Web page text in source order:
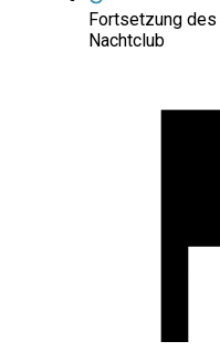
Fortsetzung
Nachtclub